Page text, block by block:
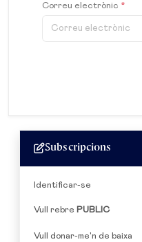
Correu electrònic *
Subscripcions
Identificar-se
Vull rebre PUBLIC
Vull donar-me'n de baixa